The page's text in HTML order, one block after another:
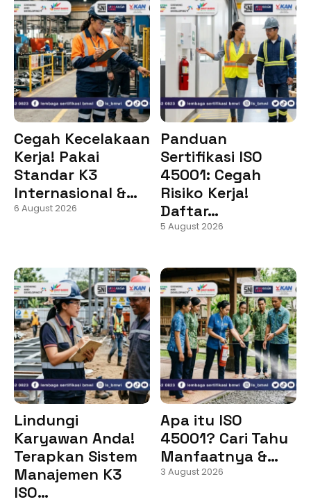
Cegah Kecelakaan
Kerja! Pakai
Standar K3
Internasional &…
6 August 2026
Panduan
Sertifikasi ISO
45001: Cegah
Risiko Kerja!
Daftar…
5 August 2026
Lindungi
Karyawan Anda!
Terapkan Sistem
Manajemen K3
ISO…
Apa itu ISO
45001? Cari Tahu
Manfaatnya &…
3 August 2026